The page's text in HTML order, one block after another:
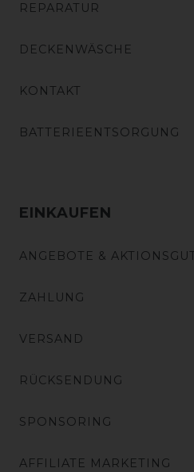
REPARATUR
DECKENWÄSCHE
KONTAKT
BATTERIEENTSORGUNG
EINKAUFEN
ANGEBOTE &
ZAHLUNG
VERSAND
RÜCKSENDUNG
SPONSORING
AFFILIATE MARKETING